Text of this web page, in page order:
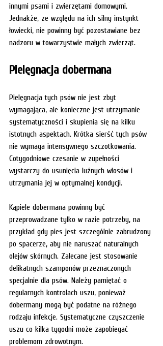
innymi psami i zwierzętami domowymi.
Jednakże, ze względu na ich silny instynkt
łowiecki, nie powinny być pozostawiane bez
nadzoru w towarzystwie małych zwierząt.
Pielęgnacja dobermana
Pielęgnacja tych psów nie jest zbyt
wymagająca, ale konieczne jest utrzymanie
systematyczności i skupienia się na kilku
istotnych aspektach. Krótka sierść tych psów
nie wymaga intensywnego szczotkowania.
Cotygodniowe czesanie w zupełności
wystarczy do usunięcia luźnych włosów i
utrzymania jej w optymalnej kondycji.
Kąpiele dobermana powinny być
przeprowadzane tylko w razie potrzeby, na
przykład gdy pies jest szczególnie zabrudzony
po spacerze, aby nie naruszać naturalnych
olejów skórnych. Zalecane jest stosowanie
delikatnych szamponów przeznaczonych
specjalnie dla psów. Należy pamiętać o
regularnych kontrolach uszu, ponieważ
dobermany mogą być podatne na różnego
rodzaju infekcje. Systematyczne czyszczenie
uszu co kilka tygodni może zapobiegać
problemom zdrowotnym.